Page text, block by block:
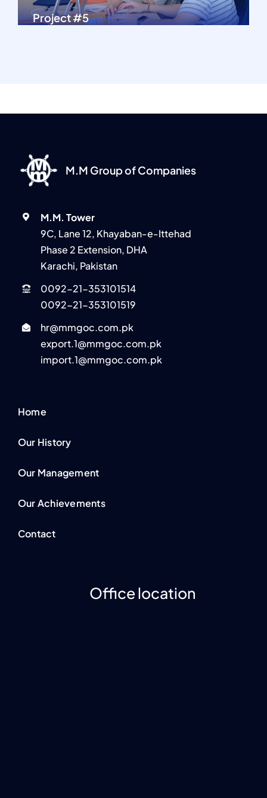
Project #5
M.M Group of Companies
M.M. Tower
9C, Lane 12, Khayaban-e-Ittehad
Phase 2 Extension, DHA
Karachi, Pakistan
0092-21-353101514
0092-21-353101519
hr@mmgoc.com.pk
export.1@mmgoc.com.pk
import.1@mmgoc.com.pk
Home
Our History
Our Management
Our Achievements
Contact
Office location